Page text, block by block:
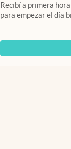
Recibí a primera
para empezar el día